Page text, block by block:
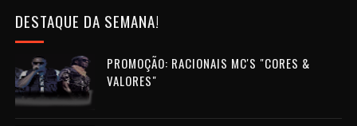
DESTAQUE DA SEMANA!
PROMOÇÃO: RACIONAIS MC'S "CORES &
VALORES"